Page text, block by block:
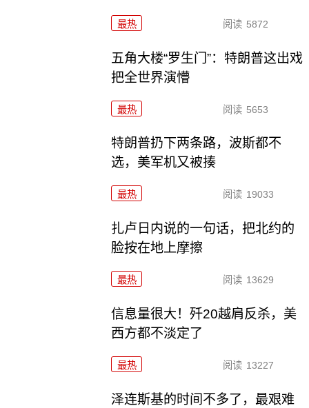
最热 阅读 5872
五角大楼“罗生门”：特朗普这出戏
把全世界演懵
最热 阅读 5653
特朗普扔下两条路，波斯都不
选，美军机又被揍
最热 阅读 19033
扎卢日内说的一句话，把北约的
脸按在地上摩擦
最热 阅读 13629
信息量很大！歼20越肩反杀，美
西方都不淡定了
最热 阅读 13227
泽连斯基的时间不多了，最艰难